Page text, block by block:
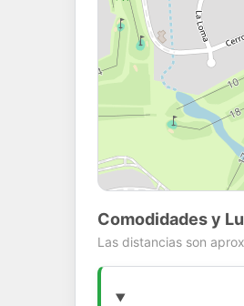
Comodidades y
Las distancias son